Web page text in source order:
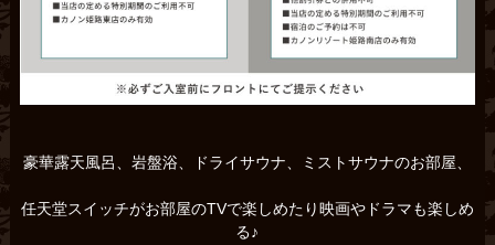
豪華露天風呂、岩盤浴、ドライサウナ、ミストサウナのお部屋、
任天堂スイッチがお部屋のTVで楽しめたり映画やドラマも楽しめ
る♪